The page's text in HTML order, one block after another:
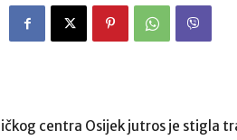
centra Osijek jutros je stigla